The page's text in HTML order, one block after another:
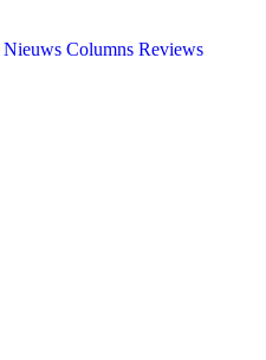
Nieuws Columns Reviews